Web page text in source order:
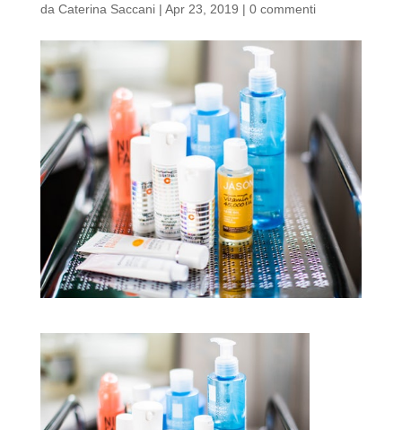
da Caterina Saccani| Apr 23, 2019 | 0 commenti